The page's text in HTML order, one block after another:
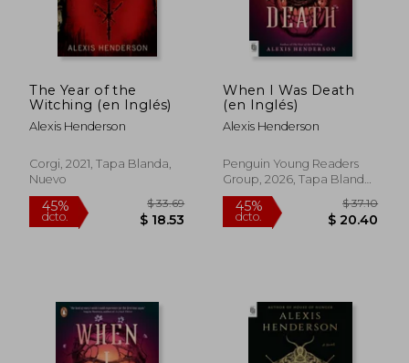
The Year of the
Witching (en Inglés)
Alexis Henderson
Corgi, 2021, Tapa Blanda,
Nuevo
When I Was Death
(en Inglés)
Alexis Henderson
Penguin Young Readers
Group, 2026, Tapa Blanda,
Nuevo